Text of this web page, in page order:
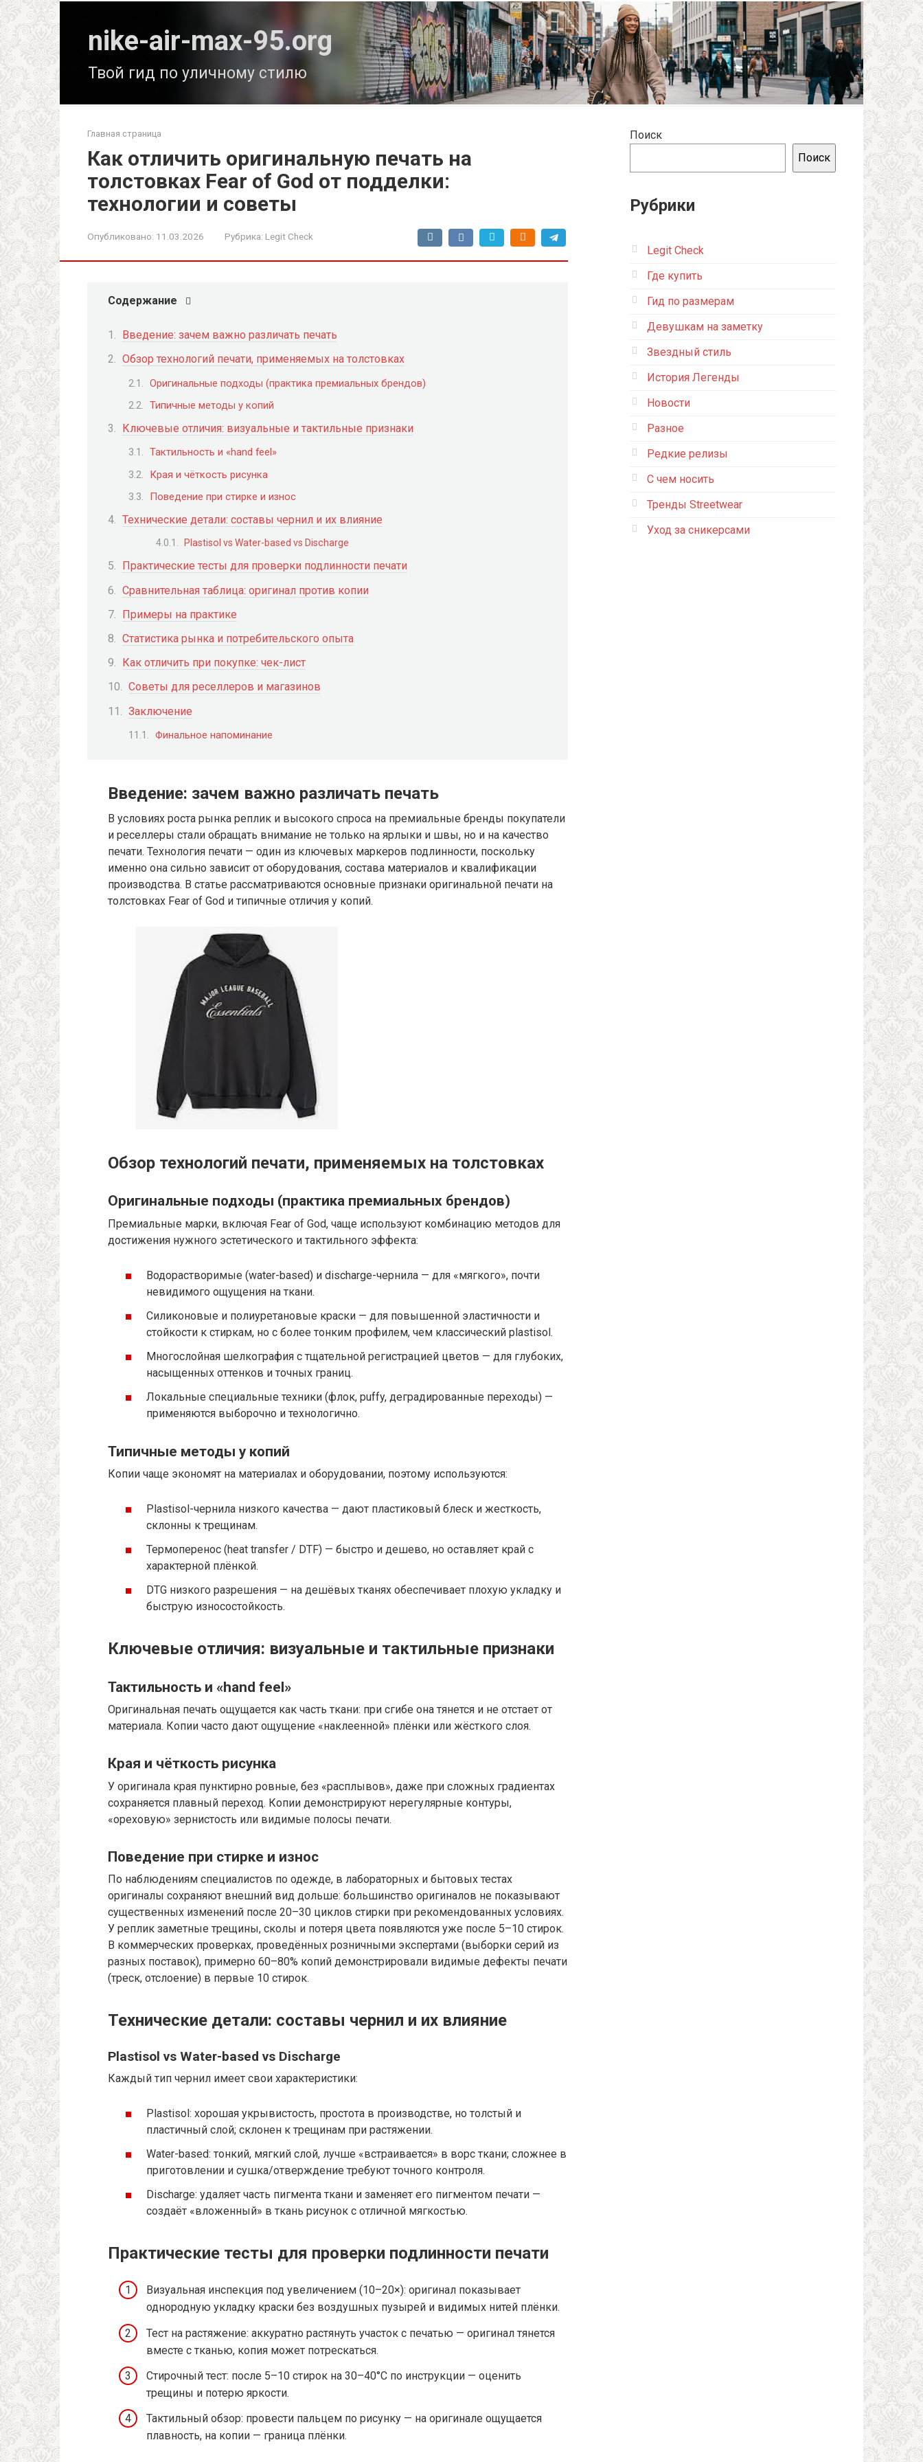
nike-air-max-95.org
Твой гид по уличному стилю
Главная страница
Как отличить оригинальную печать на
толстовках Fear of God от подделки:
технологии и советы
Опубликовано: 11.03.2026 Рубрика: Legit Check
Содержание
Введение: зачем важно различать печать
Обзор технологий печати, применяемых на толстовках
Оригинальные подходы (практика премиальных брендов)
Типичные методы у копий
Ключевые отличия: визуальные и тактильные признаки
Тактильность и «hand feel»
Края и чёткость рисунка
Поведение при стирке и износ
Технические детали: составы чернил и их влияние
Plastisol vs Water-based vs Discharge
Практические тесты для проверки подлинности печати
Сравнительная таблица: оригинал против копии
Примеры на практике
Статистика рынка и потребительского опыта
Как отличить при покупке: чек-лист
Советы для реселлеров и магазинов
Заключение
Финальное напоминание
Введение: зачем важно различать печать
В условиях роста рынка реплик и высокого спроса на премиальные бренды покупатели
и реселлеры стали обращать внимание не только на ярлыки и швы, но и на качество
печати. Технология печати — один из ключевых маркеров подлинности, поскольку
именно она сильно зависит от оборудования, состава материалов и квалификации
производства. В статье рассматриваются основные признаки оригинальной печати на
толстовках Fear of God и типичные отличия у копий.
Обзор технологий печати, применяемых на толстовках
Оригинальные подходы (практика премиальных брендов)
Премиальные марки, включая Fear of God, чаще используют комбинацию методов для
достижения нужного эстетического и тактильного эффекта:
Водорастворимые (water-based) и discharge-чернила — для «мягкого», почти
невидимого ощущения на ткани.
Силиконовые и полиуретановые краски — для повышенной эластичности и
стойкости к стиркам, но с более тонким профилем, чем классический plastisol.
Многослойная шелкография с тщательной регистрацией цветов — для глубоких,
насыщенных оттенков и точных границ.
Локальные специальные техники (флок, puffy, деградированные переходы) —
применяются выборочно и технологично.
Типичные методы у копий
Копии чаще экономят на материалах и оборудовании, поэтому используются:
Plastisol-чернила низкого качества — дают пластиковый блеск и жесткость,
склонны к трещинам.
Термоперенос (heat transfer / DTF) — быстро и дешево, но оставляет край с
характерной плёнкой.
DTG низкого разрешения — на дешёвых тканях обеспечивает плохую укладку и
быструю износостойкость.
Ключевые отличия: визуальные и тактильные признаки
Тактильность и «hand feel»
Оригинальная печать ощущается как часть ткани: при сгибе она тянется и не отстает от
материала. Копии часто дают ощущение «наклеенной» плёнки или жёсткого слоя.
Края и чёткость рисунка
У оригинала края пунктирно ровные, без «расплывов», даже при сложных градиентах
сохраняется плавный переход. Копии демонстрируют нерегулярные контуры,
«ореховую» зернистость или видимые полосы печати.
Поведение при стирке и износ
По наблюдениям специалистов по одежде, в лабораторных и бытовых тестах
оригиналы сохраняют внешний вид дольше: большинство оригиналов не показывают
существенных изменений после 20–30 циклов стирки при рекомендованных условиях.
У реплик заметные трещины, сколы и потеря цвета появляются уже после 5–10 стирок.
В коммерческих проверках, проведённых розничными экспертами (выборки серий из
разных поставок), примерно 60–80% копий демонстрировали видимые дефекты печати
(треск, отслоение) в первые 10 стирок.
Технические детали: составы чернил и их влияние
Plastisol vs Water-based vs Discharge
Каждый тип чернил имеет свои характеристики:
Plastisol: хорошая укрывистость, простота в производстве, но толстый и
пластичный слой; склонен к трещинам при растяжении.
Water-based: тонкий, мягкий слой, лучше «встраивается» в ворс ткани; сложнее в
приготовлении и сушка/отверждение требуют точного контроля.
Discharge: удаляет часть пигмента ткани и заменяет его пигментом печати —
создаёт «вложенный» в ткань рисунок с отличной мягкостью.
Практические тесты для проверки подлинности печати
Визуальная инспекция под увеличением (10–20×): оригинал показывает
однородную укладку краски без воздушных пузырей и видимых нитей плёнки.
Тест на растяжение: аккуратно растянуть участок с печатью — оригинал тянется
вместе с тканью, копия может потрескаться.
Стирочный тест: после 5–10 стирок на 30–40°C по инструкции — оценить
трещины и потерю яркости.
Тактильный обзор: провести пальцем по рисунку — на оригинале ощущается
плавность, на копии — граница плёнки.
Поиск
Поиск
Рубрики
Legit Check
Где купить
Гид по размерам
Девушкам на заметку
Звездный стиль
История Легенды
Новости
Разное
Редкие релизы
С чем носить
Тренды Streetwear
Уход за сникерсами